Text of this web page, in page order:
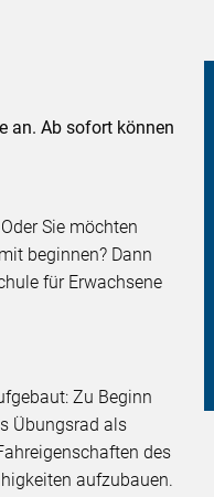
an. Ab sofort können
Sie möchten
beginnen? Dann
für Erwachsene
Zu Beginn
Übungsrad als
des
aufzubauen.